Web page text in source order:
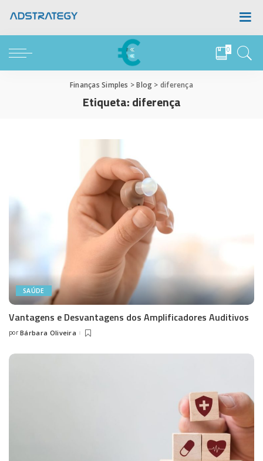
0
Finanças Simples >Blog > diferença
Etiqueta:diferença
SAÚDE
Vantagens e Desvantagens dos Amplificadores Auditivos
Posted
por Bárbara Oliveira